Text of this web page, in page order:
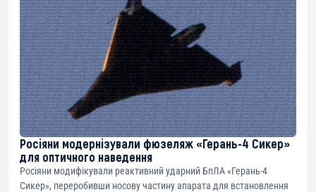
Росіяни модернізували фюзеляж «Герань-4 Сикер»
для оптичного наведення
Росіяни модифікували реактивний ударний БпЛА «Герань-4
Сикер», переробивши носову частину апарата для встановлення